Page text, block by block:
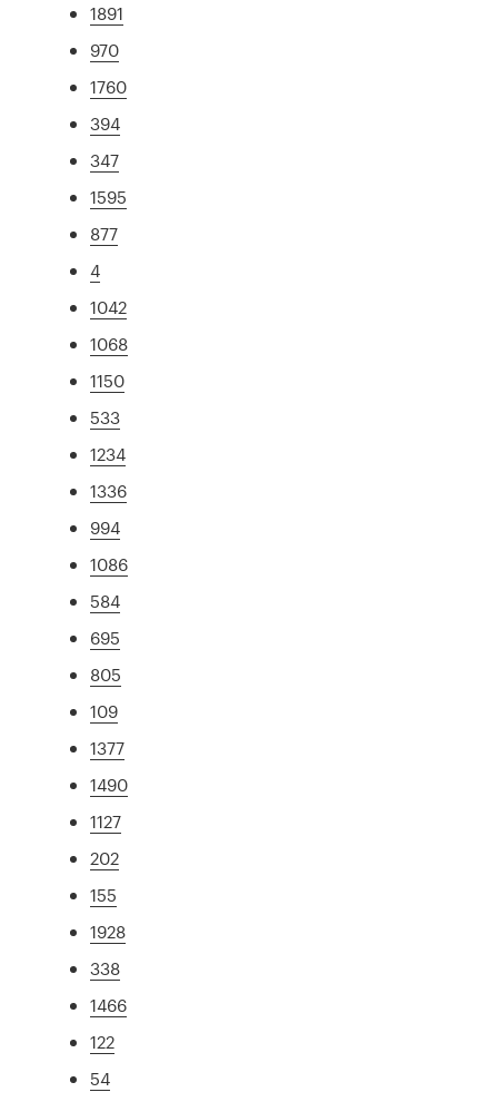
1891
970
1760
394
347
1595
877
4
1042
1068
1150
533
1234
1336
994
1086
584
695
805
109
1377
1490
1127
202
155
1928
338
1466
122
54